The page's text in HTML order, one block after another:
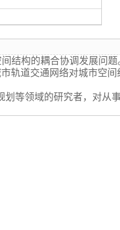
结构的耦合协调发展问
轨道交通网络对城市空
等领域的研究者，对从